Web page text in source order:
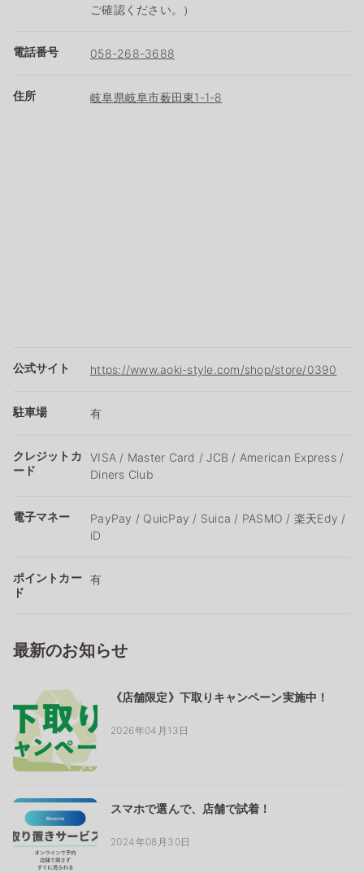
ご確認ください。）
電話番号 058-268-3688
住所 岐阜県岐阜市薮田東1-1-8
公式サイト https://www.aoki-style.com/shop/store/0390
駐車場 有
クレジットカ
ード
VISA / Master Card / JCB / American Express /
Diners Club
電子マネー
PayPay / QuicPay / Suica / PASMO / 楽天Edy /
iD
ポイントカー
ド
有
最新のお知らせ
《店舗限定》下取りキャンペーン実施中！
2026年04月13日
スマホで選んで、店舗で試着！
2024年08月30日